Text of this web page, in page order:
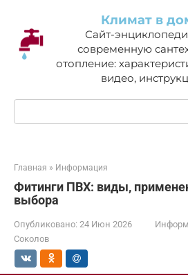
контенту
Климат в
Сайт-
современную
отопление:
видео,
Поиск:
Главная » Информация
Фитинги ПВХ: виды,
выбора
Опубликовано: 24 Июн 2026
Соколов